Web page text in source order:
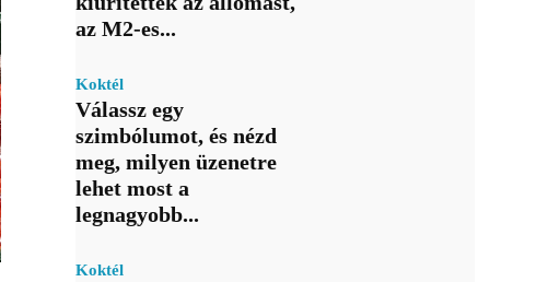
az M2-es...
Koktél
Válassz egy
szimbólumot, és nézd
meg, milyen üzenetre
lehet most a
legnagyobb...
Koktél